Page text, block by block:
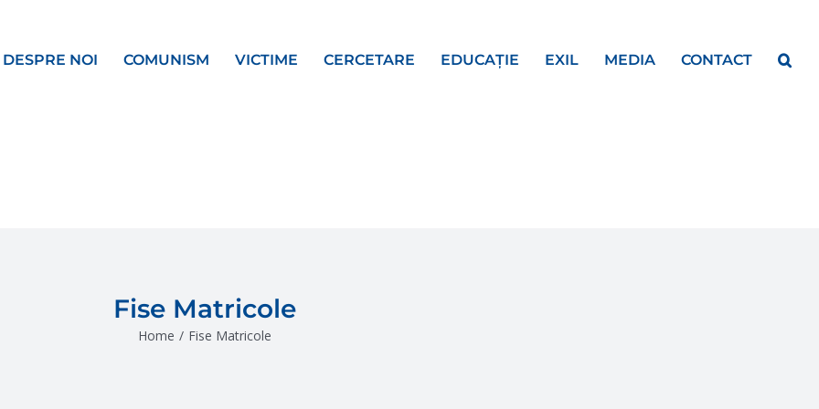
DESPRE NOI COMUNISM VICTIME CERCETARE EDUCAȚIE EXIL MEDIA CONTACT
Fise Matricole
Home / Fise Matricole